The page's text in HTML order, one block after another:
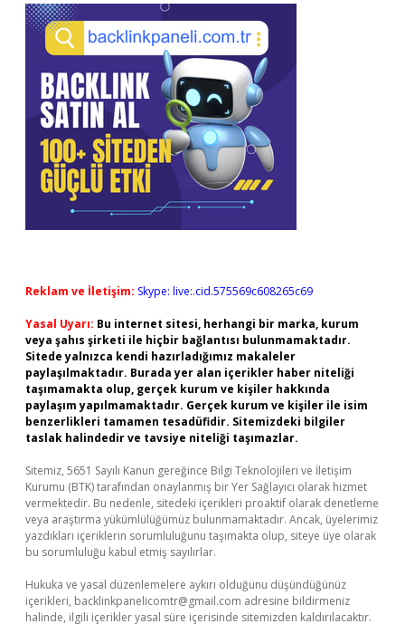
Reklam ve İletişim: Skype: live:.cid.575569c608265c69
Yasal Uyarı: Bu internet sitesi, herhangi bir marka, kurum
veya şahıs şirketi ile hiçbir bağlantısı bulunmamaktadır.
Sitede yalnızca kendi hazırladığımız makaleler
paylaşılmaktadır. Burada yer alan içerikler haber niteliği
taşımamakta olup, gerçek kurum ve kişiler hakkında
paylaşım yapılmamaktadır. Gerçek kurum ve kişiler ile isim
benzerlikleri tamamen tesadüfidir. Sitemizdeki bilgiler
taslak halindedir ve tavsiye niteliği taşımazlar.
Sitemiz, 5651 Sayılı Kanun gereğince Bilgi Teknolojileri ve İletişim
Kurumu (BTK) tarafından onaylanmış bir Yer Sağlayıcı olarak hizmet
vermektedir. Bu nedenle, sitedeki içerikleri proaktif olarak denetleme
veya araştırma yükümlülüğümüz bulunmamaktadır. Ancak, üyelerimiz
yazdıkları içeriklerin sorumluluğunu taşımakta olup, siteye üye olarak
bu sorumluluğu kabul etmiş sayılırlar.
Hukuka ve yasal düzenlemelere aykırı olduğunu düşündüğünüz
içerikleri, backlinkpanelicomtr@gmail.com adresine bildirmeniz
halinde, ilgili içerikler yasal süre içerisinde sitemizden kaldırılacaktır.